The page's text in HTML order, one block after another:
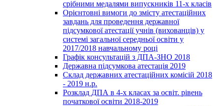
срібними медалями випускників 11-х класів
Орієнтовні вимоги до змісту атестаційних
завдань для проведення державної
підсумкової атестації учнів (вихованців) у
системі загальної середньої освіти у
2017/2018 навчальному році
Графік консультацій з ДПА-ЗНО 2018
Державна підсумкова атестація 2019
Склад державних атестаційних комісій 2018
- 2019 н.р.
Розклад ДПА в 4-х класах за освіт. рівень
початкової освіти 2018-2019